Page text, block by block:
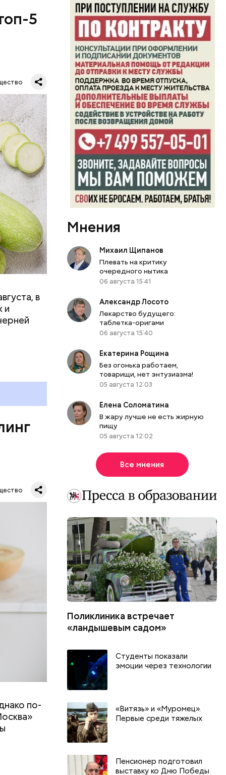
День качания на качелях и
Всемирный
5
в
и
по-
у
Мнения
Михаил Щипанов
Плевать на критику
очередного нытика
06 августа 15:41
Александр Лосото
Лекарство будущего:
таблетка-оригами
06 августа 15:40
Екатерина Рощина
Без огонька работаем,
товарищи, нет энтузиазма!
05 августа 12:03
Елена Соломатина
В жару лучше не есть жирную
пищу
05 августа 12:02
Все мнения
Поликлиника встречает
«ландышевым садом»
Студенты показали
эмоции через технологии
«Витязь» и «Муромец».
Первые среди тяжелых
Пенсионер подготовил
выставку ко Дню Победы